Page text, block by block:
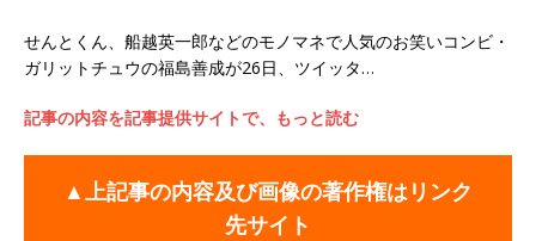
せんとくん、船越英一郎などのモノマネで人気のお笑いコンビ・
ガリットチュウの福島善成が26日、ツイッタ…
記事の内容を記事提供サイトで、もっと読む
▲上記事の内容及び画像の著作権はリンク
先サイト